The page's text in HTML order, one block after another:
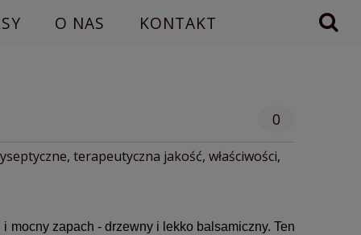
O NAS KONTAKT
0
, terapeutyczna jakość, właściwości,
i mocny zapach - drzewny i lekko balsamiczny. Ten